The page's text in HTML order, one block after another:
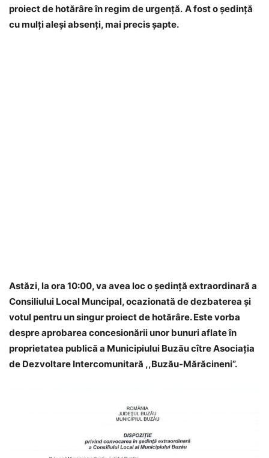
proiect de hotărâre în regim de urgență. A fost o ședință
cu mulți aleși absenți, mai precis șapte.
Astăzi, la ora 10:00, va avea loc o ședință extraordinară a
Consiliului Local Muncipal, ocazionată de dezbaterea și
votul pentru un singur proiect de hotărâre. Este vorba
despre aprobarea concesionării unor bunuri aflate în
proprietatea publică a Municipiului Buzău cître Asociația
de Dezvoltare Intercomunitară ,,Buzău-Mărăcineni”.